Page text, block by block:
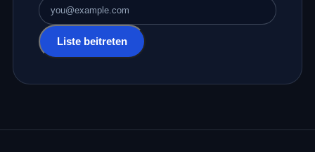
E-Mail-Adresse
Liste beitreten